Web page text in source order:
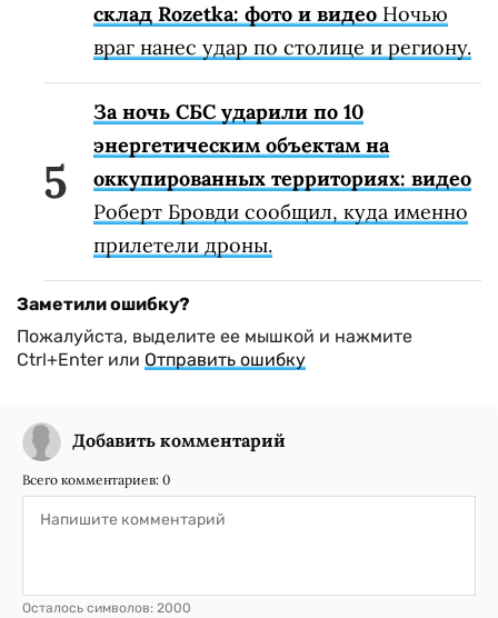
склад Rozetka: фото и видео Ночью
враг нанес удар по столице и региону.
За ночь СБС ударили по 10
энергетическим объектам на
оккупированных территориях: видео
Роберт Бровди сообщил, куда именно
прилетели дроны.
Заметили ошибку?
Пожалуйста, выделите ее мышкой и нажмите
Ctrl+Enter или Отправить ошибку
Добавить комментарий
Всего комментариев: 0
Осталось символов: 2000